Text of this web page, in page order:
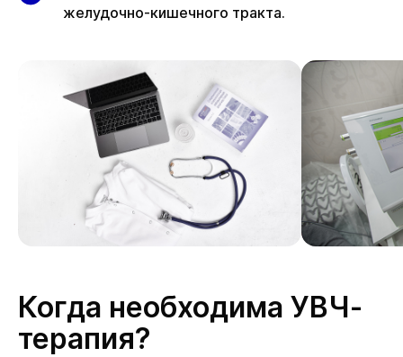
желудочно-кишечного тракта.
Когда необходима УВЧ-
терапия?